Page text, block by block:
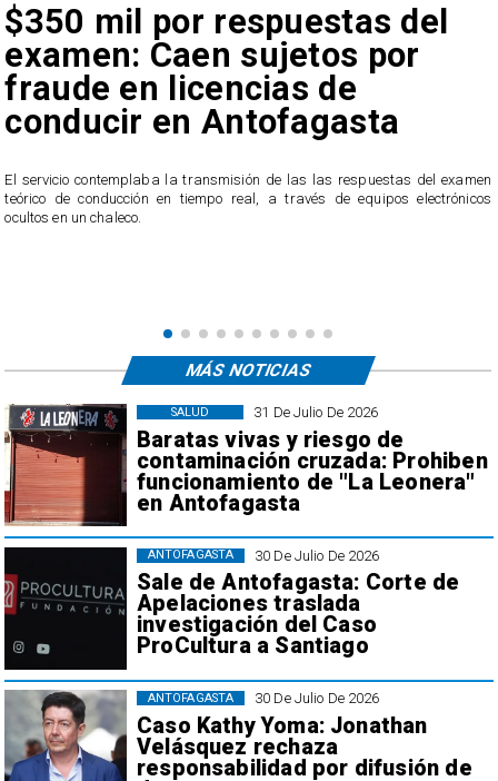
$350 mil por respuestas del
examen: Caen sujetos por
fraude en licencias de
conducir en Antofagasta
El servicio contemplaba la transmisión de las las respuestas del examen
teórico de conducción en tiempo real, a través de equipos electrónicos
ocultos en un chaleco.
31 De Julio De 2026
Baratas vivas y riesgo de
contaminación cruzada: Prohiben
funcionamiento de "La Leonera"
en Antofagasta
SALUD
30 De Julio De 2026
Sale de Antofagasta: Corte de
Apelaciones traslada
investigación del Caso
ProCultura a Santiago
ANTOFAGASTA
30 De Julio De 2026
Caso Kathy Yoma: Jonathan
Velásquez rechaza
responsabilidad por difusión de
ANTOFAGASTA
MÁS NOTICIAS